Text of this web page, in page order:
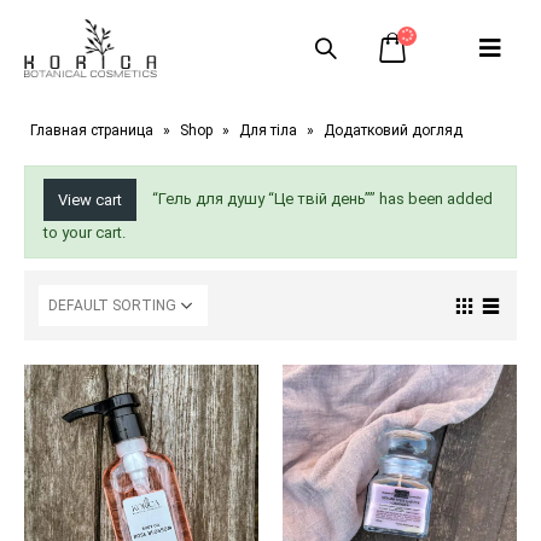
Главная страница » Shop » Для тіла » Додатковий догляд
View cart
“Гель для душу “Це твій день”” has been added
to your cart.